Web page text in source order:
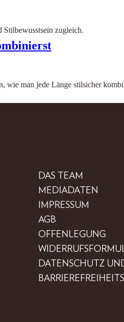
Stilbewusstsein zugleich.
wie man jede Länge stilsicher
DAS TEAM
MEDIADATEN
IMPRESSUM
AGB
OFFENLEGUNG
DATENSCHUTZ